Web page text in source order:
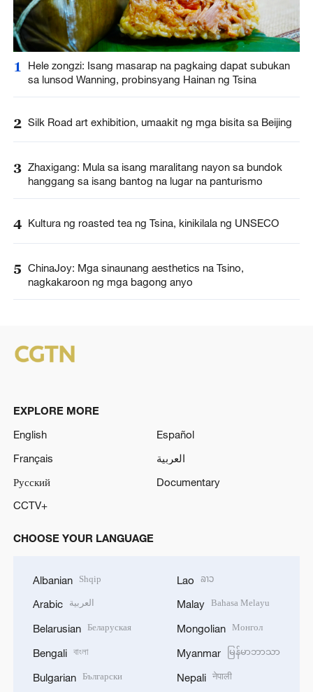
1
Hele zongzi: Isang masarap na pagkaing dapat subukan
sa lunsod Wanning, probinsyang Hainan ng Tsina
2 Silk Road art exhibition, umaakit ng mga bisita sa Beijing
3 Zhaxigang: Mula sa isang maralitang nayon sa bundok
hanggang sa isang bantog na lugar na panturismo
4 Kultura ng roasted tea ng Tsina, kinikilala ng UNSECO
5 ChinaJoy: Mga sinaunang aesthetics na Tsino,
nagkakaroon ng mga bagong anyo
EXPLORE MORE
English
Español
Français
العربية
Русский
Documentary
CCTV+
CHOOSE YOUR LANGUAGE
Albanian Shqip
Arabic العربية
Belarusian Беларуская
Bengali বাংলা
Bulgarian Български
Lao ລາວ
Malay Bahasa Melayu
Mongolian Монгол
Myanmar မြန်မာဘာသာ
Nepali नेपाली